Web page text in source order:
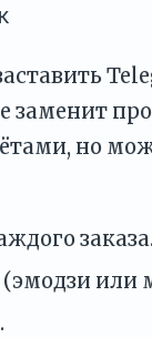
заменит
но
(эмодзи или